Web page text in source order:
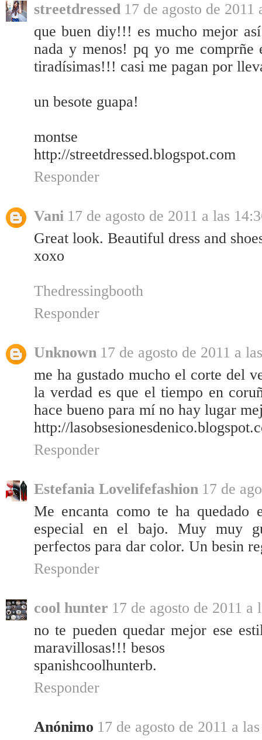
streetdressed 17 de agosto de 2011
que buen diy!!! es mucho mejor
nada y menos! pq yo me comprñe
tiradísimas!!! casi me pagan por
un besote guapa!
montse
http://streetdressed.blogspot.com
Responder
Vani 17 de agosto de 2011 a las
Great look. Beautiful dress and
xoxo
Thedressingbooth
Responder
Unknown 17 de agosto de 2011 a
me ha gustado mucho el corte del
la verdad es que el tiempo en
hace bueno para mí no hay lugar
http://
Responder
Estefania Lovelifefashion 17 de
Me encanta como te ha quedado
especial en el bajo. Muy muy
perfectos para dar color. Un besin
Responder
cool hunter 17 de agosto de 2011 a
no te pueden quedar mejor ese
maravillosas!!! besos
spanishcoolhunterb.
Responder
Anónimo 17 de agosto de 2011 a